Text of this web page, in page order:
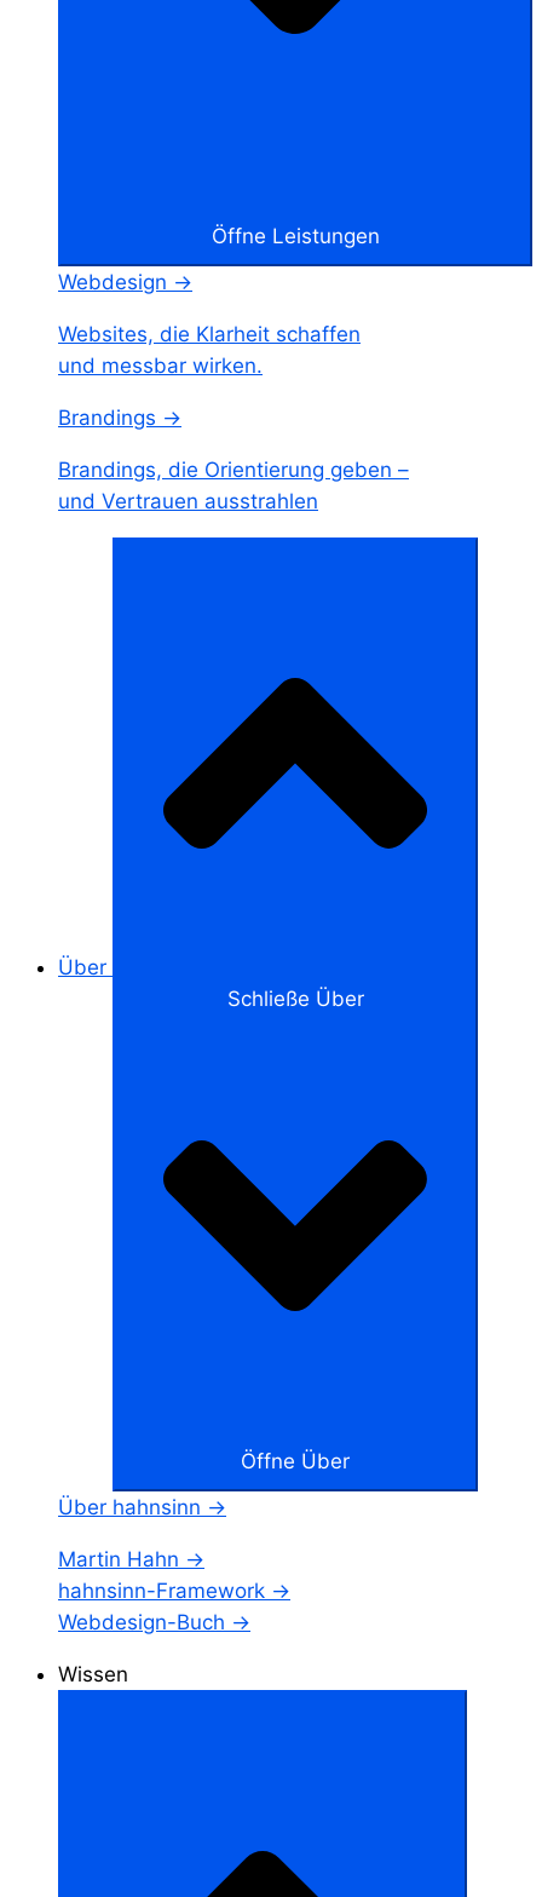
Öffne Leistungen
Webdesign →
Websites, die Klarheit schaffen
und messbar wirken.
Brandings →
Brandings, die Orientierung geben –
und Vertrauen ausstrahlen
Über
Schließe Über
Öffne Über
Über hahnsinn →
Martin Hahn →
hahnsinn-Framework →
Webdesign-Buch →
Wissen